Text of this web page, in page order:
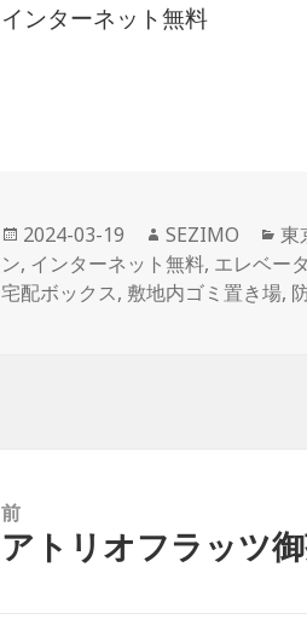
インターネット無料
投
稿
日:
2024-03-19
作
成
者
SEZIMO
カ
テ
ゴ
東
ン, インターネット無料, エレベー
宅配ボックス, 敷地内ゴミ置き場,
前
前
アトリオフラッツ